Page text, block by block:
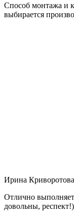
Способ монтажа и
выбирается
Ирина Криворотова
Отлично
довольны, респект!)